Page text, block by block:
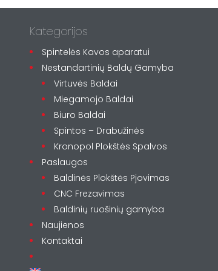
Kategorijos
Spintelės Kavos aparatui
Nestandartinių Baldų Gamyba
Virtuvės Baldai
Miegamojo Baldai
Biuro Baldai
Spintos – Drabužinės
Kronopol Plokštės Spalvos
Paslaugos
Baldinės Plokštės Pjovimas
CNC Frezavimas
Baldinių ruošinių gamyba
Naujienos
Kontaktai